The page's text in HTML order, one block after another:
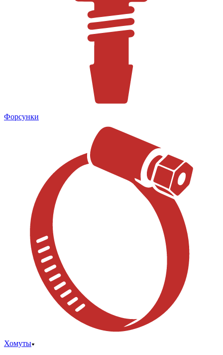
Форсунки
Хомуты